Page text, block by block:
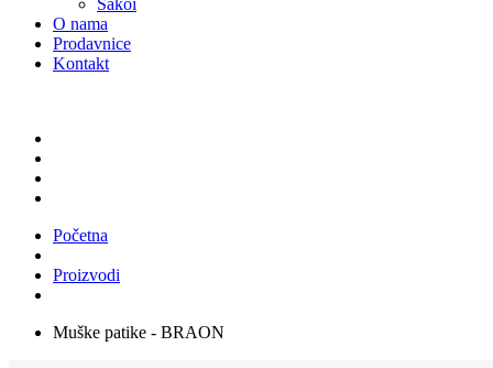
Sakoi
O nama
Prodavnice
Kontakt
Početna
Proizvodi
Muške patike - BRAON